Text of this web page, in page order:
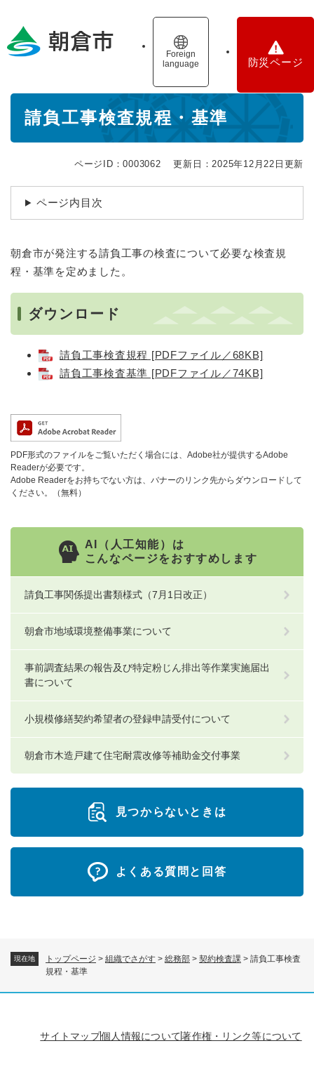
の
Foreign
language
防災ページ
現在地 トップページ > 組織でさがす > 総務部 > 契約検査課 > 請負工事検査
規程・基準
請負工事検査規程・基準
ページID：0003062 更新日：2025年12月22日更新
ページ内目次
朝倉市が発注する請負工事の検査について必要な検査規
程・基準を定めました。
ダウンロード
請負工事検査規程 [PDFファイル／68KB]
請負工事検査基準 [PDFファイル／74KB]
PDF形式のファイルをご覧いただく場合には、Adobe社が提供するAdobe
Readerが必要です。
Adobe Readerをお持ちでない方は、バナーのリンク先からダウンロードして
ください。（無料）
AI（人工知能）は
こんなページをおすすめします
請負工事関係提出書類様式（7月1日改正）
朝倉市地域環境整備事業について
事前調査結果の報告及び特定粉じん排出等作業実施届出
書について
小規模修繕契約希望者の登録申請受付について
朝倉市木造戸建て住宅耐震改修等補助金交付事業
見つからないときは
よくある質問と回答
サイトマップ個人情報について著作権・リンク等について